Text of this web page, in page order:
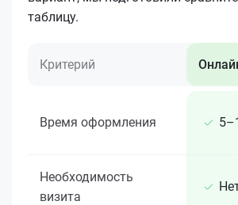
таблицу.
Критерий
Время оформления
Необходимость
визита